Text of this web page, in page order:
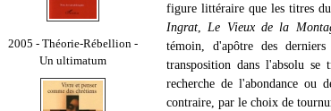
2005 - Théorie-Rébellion -
Un ultimatum
figure littéraire que les titres
Ingrat
Le Vieux de la
témoin, d'apôtre des
transposition dans l'absolu
recherche de l'abondance ou
contraire, par le choix de